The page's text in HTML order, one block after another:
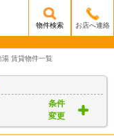
logo.png
物件検索 お店へ連絡
湯 賃貸物件一覧
条件
変更